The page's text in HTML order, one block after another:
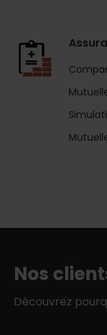
Nos
Découvrez